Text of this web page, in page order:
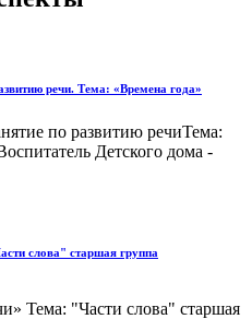
речи. Тема: «Времена года»
по развитию речиТема:
Детского дома -
слова" старшая группа
Тема: "Части слова" старшая